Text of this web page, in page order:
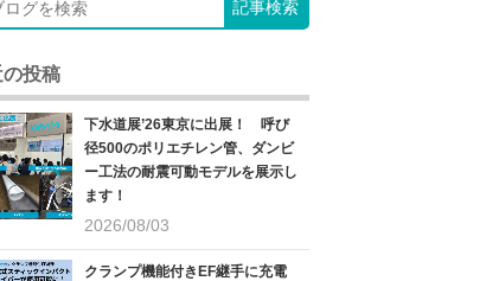
投稿
下水道展’26東京に出展！ 呼び
径500のポリエチレン管、ダンビ
ー工法の耐震可動モデルを展示し
ます！
2026/08/03
クランプ機能付きEF継手に充電